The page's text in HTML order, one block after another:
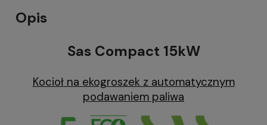
Opis
Sas Compact 15kW
Kocioł na ekogroszek z automatycznym
podawaniem paliwa